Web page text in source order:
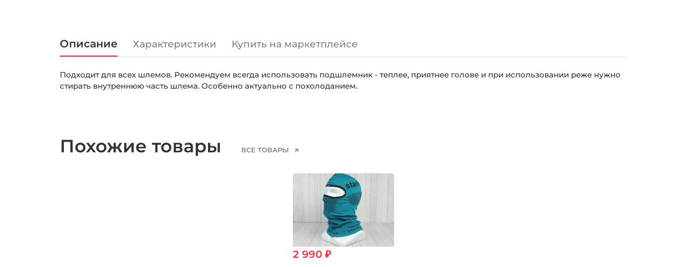
Описание Характеристики Купить на маркетплейсе
Подходит для всех шлемов. Рекомендуем всегда использовать подшлемник - теплее, приятнее голове и при использовании реже нужно
стирать внутреннюю часть шлема. Особенно актуально с похолоданием.
Похожие товары ВСЕ ТОВАРЫ
2 990 ₽